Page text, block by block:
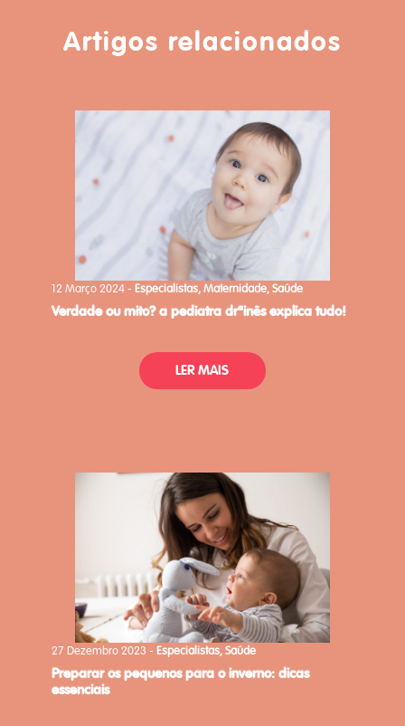
Artigos relacionados
12 Março 2024 -Especialistas, Maternidade, Saúde
verdade ou mito? a pediatra drªinês explica tudo!
LER MAIS
27 Dezembro 2023 -Especialistas, Saúde
preparar os pequenos para o inverno: dicas
essenciais